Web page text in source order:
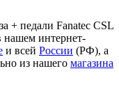
+ педали Fanatec CSL
нашем интернет-
и всей России (РФ), а
из нашего магазина